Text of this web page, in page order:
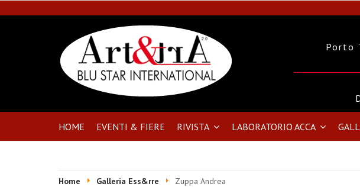
Porto
HOME EVENTI & FIERE RIVISTA LABORATORIO ACCA
Home Galleria Ess&rre Zuppa Andrea